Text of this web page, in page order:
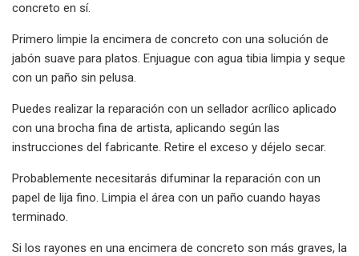
concreto en sí.
Primero limpie la encimera de concreto con una solución de
jabón suave para platos. Enjuague con agua tibia limpia y seque
con un paño sin pelusa.
Puedes realizar la reparación con un sellador acrílico aplicado
con una brocha fina de artista, aplicando según las
instrucciones del fabricante. Retire el exceso y déjelo secar.
Probablemente necesitarás difuminar la reparación con un
papel de lija fino. Limpia el área con un paño cuando hayas
terminado.
Si los rayones en una encimera de concreto son más graves, la